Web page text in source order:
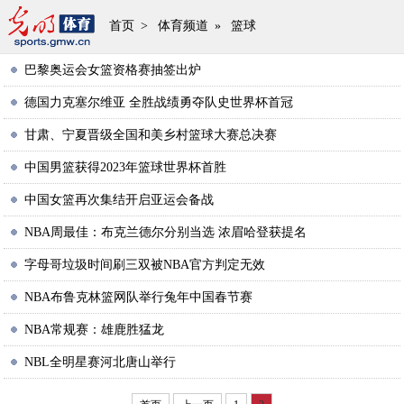
首页 > 体育频道 » 篮球
巴黎奥运会女篮资格赛抽签出炉
德国力克塞尔维亚 全胜战绩勇夺队史世界杯首冠
甘肃、宁夏晋级全国和美乡村篮球大赛总决赛
中国男篮获得2023年篮球世界杯首胜
中国女篮再次集结开启亚运会备战
NBA周最佳：布克兰德尔分别当选 浓眉哈登获提名
字母哥垃圾时间刷三双被NBA官方判定无效
NBA布鲁克林篮网队举行兔年中国春节赛
NBA常规赛：雄鹿胜猛龙
NBL全明星赛河北唐山举行